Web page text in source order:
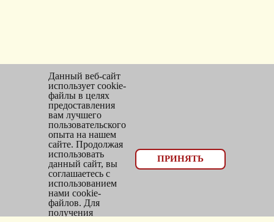
© 2026, оптовый отдел Мир трикотажа
bms_opt@mail.ru
Тел: 8(383)300-10-20
Адрес: г.Новосибирск,
Данный веб-сайт
использует cookie-
файлы в целях
предоставления
вам лучшего
пользовательского
опыта на нашем
сайте. Продолжая
использовать
данный сайт, вы
соглашаетесь с
использованием
нами cookie-
файлов. Для
получения
ПРИНЯТЬ